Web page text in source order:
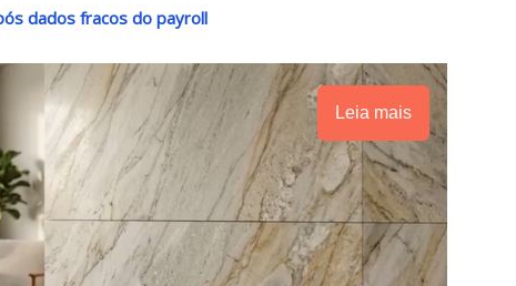
dados fracos do payroll
Leia mais